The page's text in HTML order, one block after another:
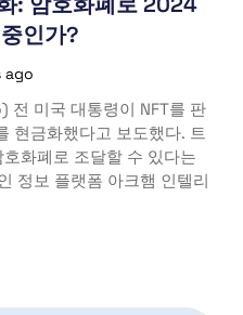
인가?
ago
전 미국 대통령이 NFT를 판
현금화했다고 보도했다. 트
화폐로 조달할 수 있다는
정보 플랫폼 아크햄 인텔리